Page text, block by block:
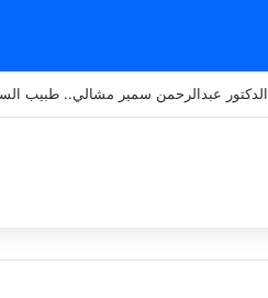
الدكتور عبدالرحمن سمير مشالي.. طبيب